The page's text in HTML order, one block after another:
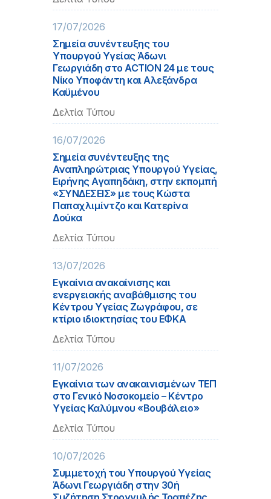
17/07/2026
Σημεία συνέντευξης του
Υπουργού Υγείας Άδωνι
Γεωργιάδη στο ACTION 24 με τους
Νίκο Υποφάντη και Αλεξάνδρα
Καϋμένου
Δελτία Τύπου
16/07/2026
Σημεία συνέντευξης της
Αναπληρώτριας Υπουργού Υγείας,
Ειρήνης Αγαπηδάκη, στην εκπομπή
«ΣΥΝΔΕΣΕΙΣ» με τους Κώστα
Παπαχλιμίντζο και Κατερίνα
Δούκα
Δελτία Τύπου
13/07/2026
Εγκαίνια ανακαίνισης και
ενεργειακής αναβάθμισης του
Κέντρου Υγείας Ζωγράφου, σε
κτίριο ιδιοκτησίας του ΕΦΚΑ
Δελτία Τύπου
11/07/2026
Εγκαίνια των ανακαινισμένων ΤΕΠ
στο Γενικό Νοσοκομείο – Κέντρο
Υγείας Καλύμνου «Βουβάλειο»
Δελτία Τύπου
10/07/2026
Συμμετοχή του Υπουργού Υγείας
Άδωνι Γεωργιάδη στην 30ή